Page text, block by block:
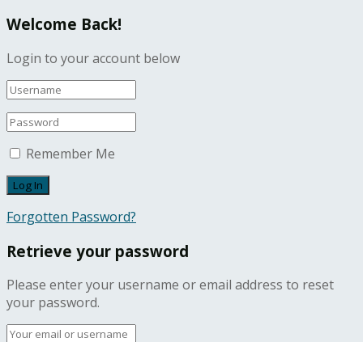
Welcome Back!
Login to your account below
Remember Me
Forgotten Password?
Retrieve your password
Please enter your username or email address to reset
your password.